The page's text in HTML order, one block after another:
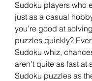
Sudoku players who
just as a casual
you’re good at
puzzles quickly?
Sudoku whiz,
aren’t quite as fast at
Sudoku puzzles as